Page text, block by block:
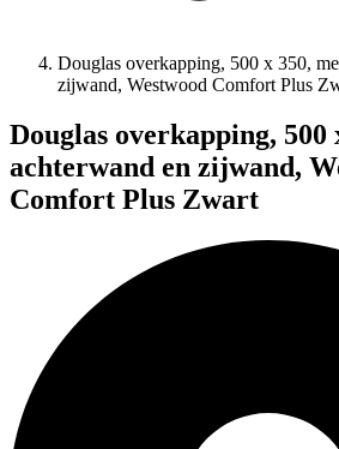
Douglas overkapping, 500 x 350,
zijwand, Westwood Comfort Plus
Douglas overkapping, 500
achterwand en zijwand,
Comfort Plus Zwart